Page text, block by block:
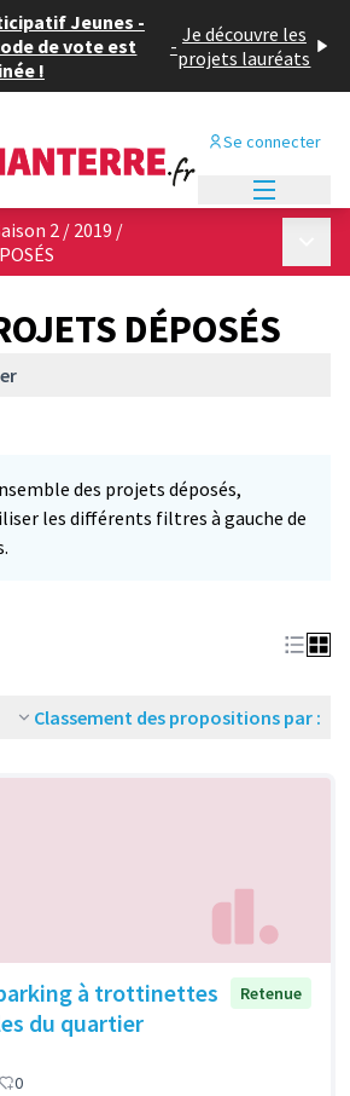
Jeunes -
de vote est
!
- Je découvre les
projets lauréats
Se connecter
2 / 2019 /
DÉPOSÉS
des projets déposés,
les différents filtres à gauche de
Classement des propositions par :
à trottinettes
du quartier
Retenue
0